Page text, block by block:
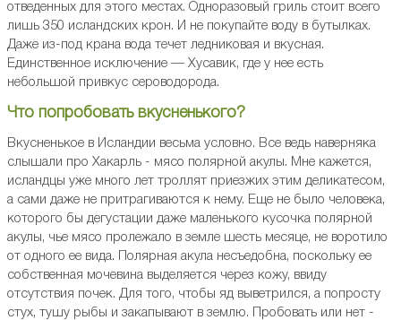
отведенных для этого местах. Одноразовый гриль стоит всего
лишь 350 исландских крон. И не покупайте воду в бутылках.
Даже из-под крана вода течет ледниковая и вкусная.
Единственное исключение — Хусавик, где у нее есть
небольшой привкус сероводорода.
Что попробовать вкусненького?
Вкусненькое в Исландии весьма условно. Все ведь наверняка
слышали про Хакарль - мясо полярной акулы. Мне кажется,
исландцы уже много лет троллят приезжих этим деликатесом,
а сами даже не притрагиваются к нему. Еще не было человека,
которого бы дегустации даже маленького кусочка полярной
акулы, чье мясо пролежало в земле шесть месяце, не воротило
от одного ее вида. Полярная акула несъедобна, поскольку ее
собственная мочевина выделяется через кожу, ввиду
отсутствия почек. Для того, чтобы яд выветрился, а попросту
стух, тушу рыбы и закапывают в землю. Пробовать или нет -